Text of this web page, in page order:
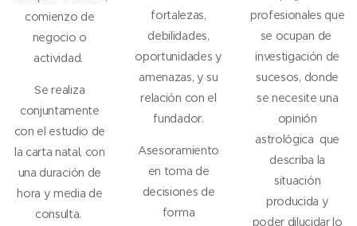
comienzo de
negocio o
actividad.
Se realiza
conjuntamente
con el estudio de
la carta natal, con
una duración de
hora y media de
consulta.
fortalezas,
debilidades,
oportunidades y
amenazas, y su
relación con el
fundador.
Asesoramiento
en toma de
decisiones de
forma
profesionales que
se ocupan de
investigación de
sucesos, donde
se necesite una
opinión
astrológica que
describa la
situación
producida y
poder dilucidar lo